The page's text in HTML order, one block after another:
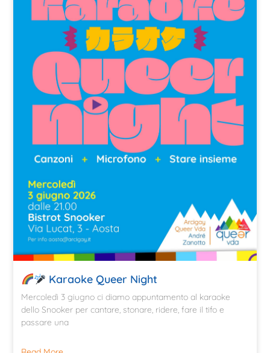
Karaoke Queer Night
Mercoledì 3 giugno ci diamo appuntamento al karaoke
dello Snooker per cantare, stonare, ridere, fare il tifo e
passare una